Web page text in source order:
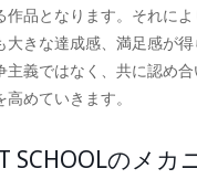
作品となります。それによ
大きな達成感、満足感が得
主義ではなく、共に認め合
めていきます。
SCHOOLのメカ